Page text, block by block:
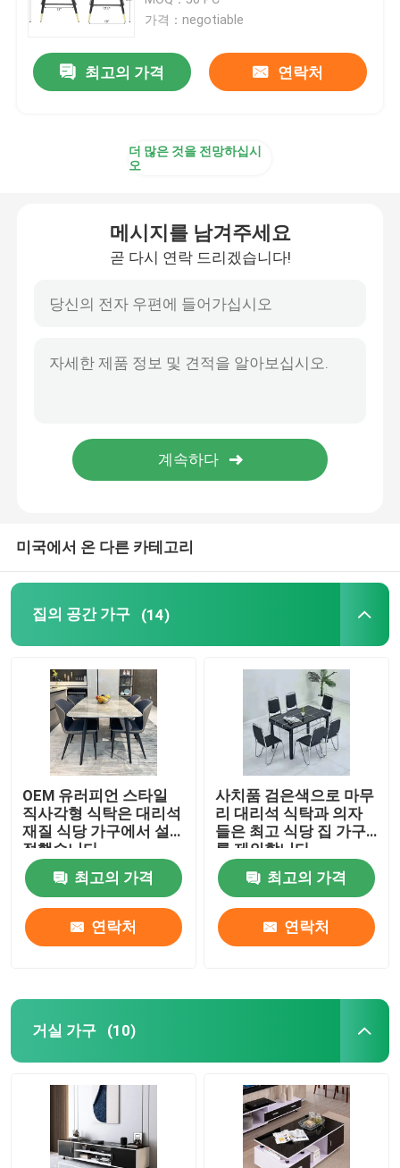
맞춘 커피 테이블
인조 대리석 재질 식탁
가격：negotiable
최고의 가격 연락처
더 많은 것을 전망하십시
오
메시지를 남겨주세요
곧 다시 연락 드리겠습니다!
미국에서 온 다른 카테고리
집의 공간 가구 (14)
OEM 유러피언 스타일
직사각형 식탁은 대리석
재질 식당 가구에서 설
정했습니다
최고의 가격
연락처
사치품 검은색으로 마무
리 대리석 식탁과 의자
들은 최고 식당 집 가구
를 제의합니다
최고의 가격
연락처
거실 가구 (10)